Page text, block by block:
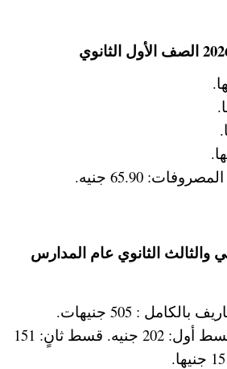
65.90 جنيه.
والثالث الثانوي عام المدارس
: 505 جنيهات.
في حالة التقسيط قسط أول: 202 جنيه. قسط ثانٍ: 151